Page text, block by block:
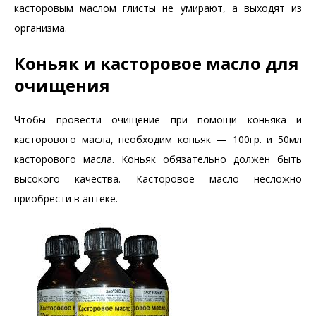
касторовым маслом глисты не умирают, а выходят из
организма.
Коньяк и касторовое масло для
очищения
Чтобы провести очищение при помощи коньяка и
касторового масла, необходим коньяк — 100гр. и 50мл
касторового масла. Коньяк обязательно должен быть
высокого качества. Касторовое масло несложно
приобрести в аптеке.